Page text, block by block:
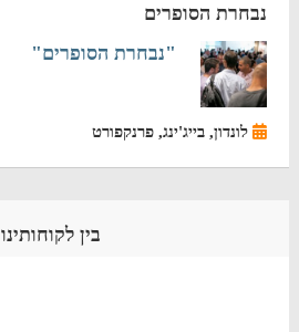
נבחרת הסופרים
"נבחרת הסופרים"
לונדון, בייג'ינג, פרנקפורט
בין לקוחותינו